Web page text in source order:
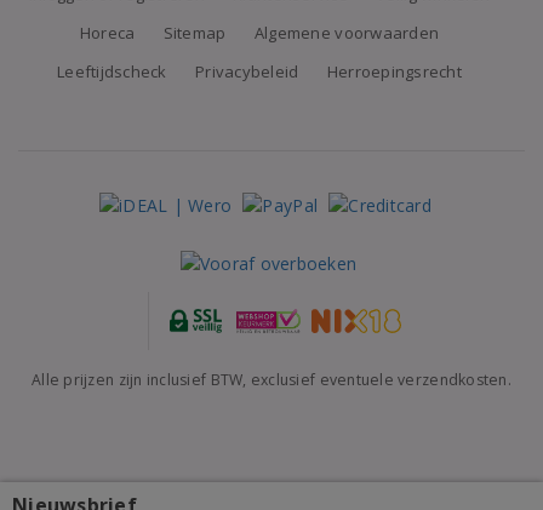
Di Lenardo Vineyards Venezia Giulia Pass the
Horeca
Sitemap
Algemene voorwaarden
Leeftijdscheck
Privacybeleid Herroepingsrecht
Alle prijzen zijn inclusief BTW, exclusief eventuele verzendkosten.